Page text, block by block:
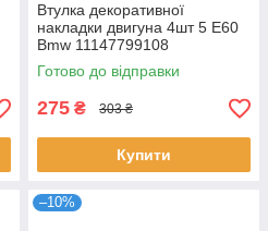
Втулка декоративної
накладки двигуна 4шт 5 E60
Bmw 11147799108
03L103184 13717588501
7C103226
Готово до відправки
275 ₴ 303 ₴
Купити
–10%